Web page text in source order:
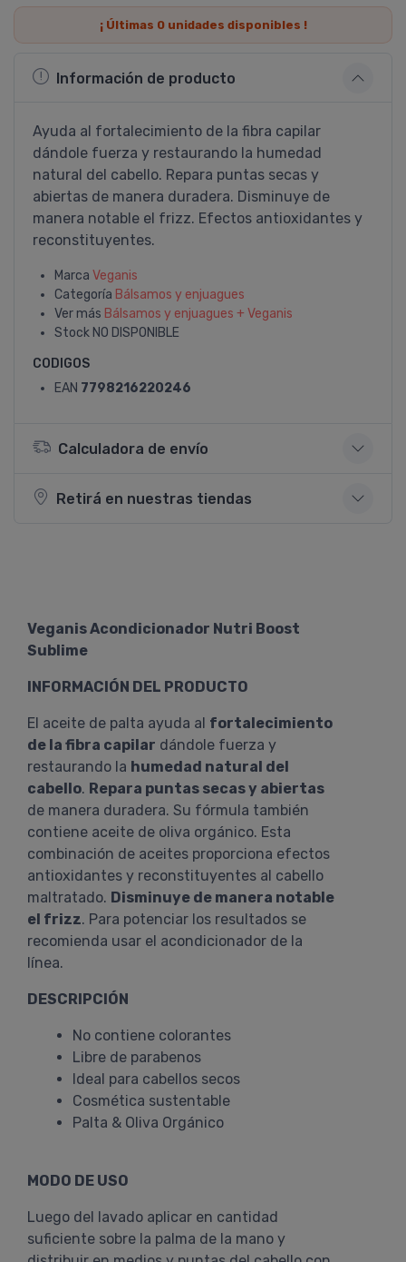
¡ Últimas 0unidades disponibles !
Información de producto
Ayuda al fortalecimiento de la fibra capilar
dándole fuerza y restaurando la humedad
natural del cabello. Repara puntas secas y
abiertas de manera duradera. Disminuye de
manera notable el frizz. Efectos antioxidantes y
reconstituyentes.
Marca Veganis
Categoría Bálsamos y enjuagues
Ver más Bálsamos y enjuagues + Veganis
Stock NO DISPONIBLE
CODIGOS
EAN 7798216220246
Calculadora de envío
Retirá en nuestras tiendas
Veganis Acondicionador Nutri Boost
Sublime
INFORMACIÓN DEL PRODUCTO
El aceite de palta ayuda al fortalecimiento
de la fibra capilar dándole fuerza y
restaurando la humedad natural del
cabello. Repara puntas secas y abiertas
de manera duradera. Su fórmula también
contiene aceite de oliva orgánico. Esta
combinación de aceites proporciona efectos
antioxidantes y reconstituyentes al cabello
maltratado. Disminuye de manera notable
el frizz. Para potenciar los resultados se
recomienda usar el acondicionador de la
línea.
DESCRIPCIÓN
No contiene colorantes
Libre de parabenos
Ideal para cabellos secos
Cosmética sustentable
Palta & Oliva Orgánico
MODO DE USO
Luego del lavado aplicar en cantidad
suficiente sobre la palma de la mano y